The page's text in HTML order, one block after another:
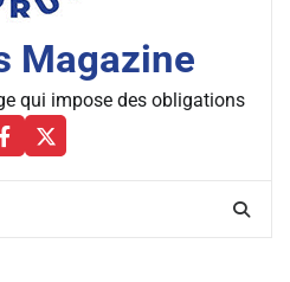
Magazine
qui impose des obligations
Facebbok
X